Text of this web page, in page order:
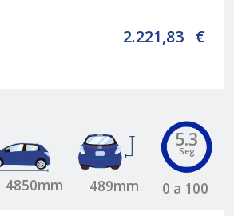
2.221,83 €
4850mm 489mm
5.3
Seg
0 a 100